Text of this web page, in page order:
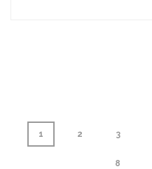
1 2 3
8